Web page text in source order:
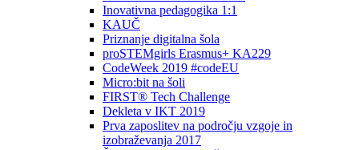
Inovativna pedagogika 1:1
KAUČ
Priznanje digitalna šola
proSTEMgirls Erasmus+ KA229
CodeWeek 2019 #codeEU
Micro:bit na šoli
FIRST® Tech Challenge
Dekleta v IKT 2019
Prva zaposlitev na področju vzgoje in
izobraževanja 2017